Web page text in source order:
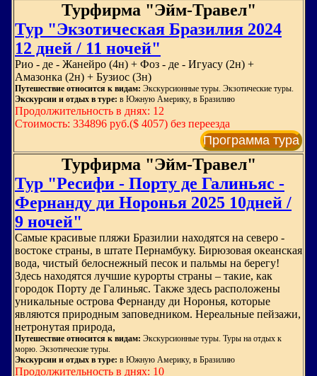
Турфирма "Эйм-Травел"
Тур "Экзотическая Бразилия 2024
12 дней / 11 ночей"
Рио - де - Жанейро (4н) + Фоз - де - Игуасу (2н) +
Амазонка (2н) + Бузиос (3н)
Путешествие относится к видам: Экскурсионные туры. Экзотические туры.
Экскурсии и отдых в туре: в Южную Америку, в Бразилию
Продолжительность в днях: 12
Стоимость: 334896 руб.($ 4057) без переезда
Программа тура
Турфирма "Эйм-Травел"
Тур "Ресифи - Порту де Галиньяс -
Фернанду ди Норонья 2025 10дней /
9 ночей"
Самые красивые пляжи Бразилии находятся на северо -
востоке страны, в штате Пернамбуку. Бирюзовая океанская
вода, чистый белоснежный песок и пальмы на берегу!
Здесь находятся лучшие курорты страны – такие, как
городок Порту де Галиньяс. Также здесь расположены
уникальные острова Фернанду ди Норонья, которые
являются природным заповедником. Нереальные пейзажи,
нетронутая природа,
Путешествие относится к видам: Экскурсионные туры. Туры на отдых к
морю. Экзотические туры.
Экскурсии и отдых в туре: в Южную Америку, в Бразилию
Продолжительность в днях: 10